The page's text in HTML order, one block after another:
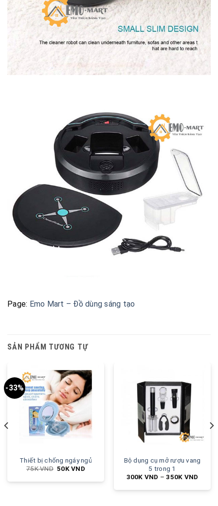
Page: Emo Mart – Đồ dùng sáng tạo
SẢN PHẨM TƯƠNG TỰ
-33%
Thiết bị chống ngáy ngủ
75KVND 50KVND
Bộ dụng cụ mở rượu vang
5 trong 1
300K VND –350K VND